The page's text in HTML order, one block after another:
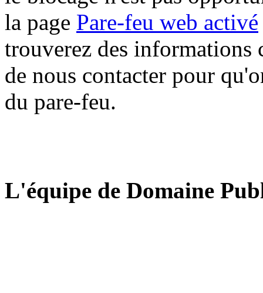
la page Pare-feu web activé
trouverez des informations
de nous contacter pour
du pare-feu.
L'équipe de Domaine